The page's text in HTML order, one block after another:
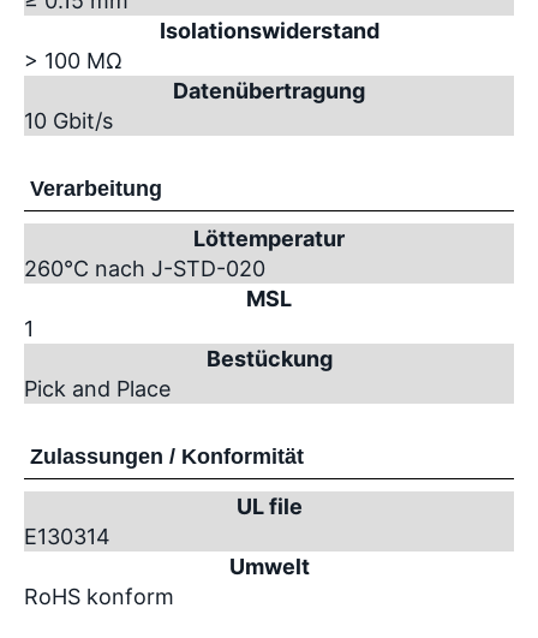
Isolationswiderstand
> 100 MΩ
Datenübertragung
10 Gbit/s
Verarbeitung
Löttemperatur
260°C nach J-STD-020
MSL
1
Bestückung
Pick and Place
Zulassungen / Konformität
UL file
E130314
Umwelt
RoHS konform